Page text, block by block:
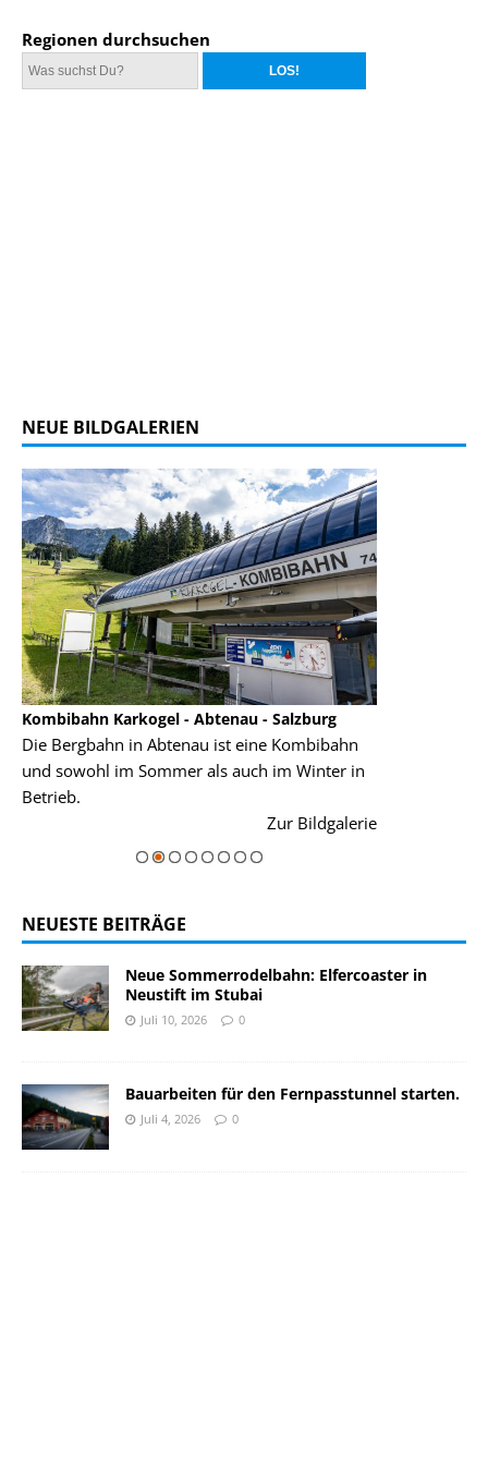
Regionen durchsuchen
NEUE BILDGALERIEN
Kombibahn Karkogel - Abtenau - Salzburg
Die Bergbahn in Abtenau ist eine Kombibahn
und sowohl im Sommer als auch im Winter in
Betrieb.
Zur Bildgalerie
NEUESTE BEITRÄGE
Neue Sommerrodelbahn: Elfercoaster in
Neustift im Stubai
Juli 10, 2026 0
Bauarbeiten für den Fernpasstunnel starten.
Juli 4, 2026 0